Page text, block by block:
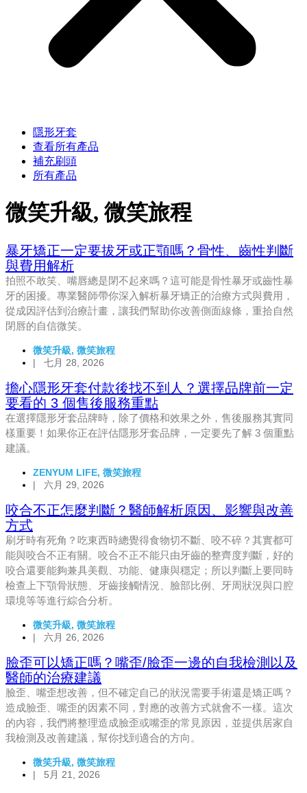
隱形牙套
查看所有產品
補充刷頭
所有產品
微笑升級, 微笑旅程
暴牙矯正一定要拔牙或正顎嗎？骨性、齒性判斷
與費用解析
拍照不敢笑、嘴唇總是閉不起來嗎？這可能是骨性暴牙或齒性暴
牙的困擾。專業醫師帶你深入解析暴牙矯正的治療方式與費用，
從成因評估到治療計畫，讓我們幫助你改善側面線條，重拾自然
閉唇的自信微笑。
微笑升級, 微笑旅程
|
七月 28, 2026
擔心隱形牙套付款後找不到人？選擇品牌前一定
要看的 3 個售後服務重點
在選擇隱形牙套品牌時，除了價格和效果之外，售後服務其實同
樣重要！如果你正在評估隱形牙套品牌，一定要先了解 3 個重點
建議。
ZENYUM LIFE, 微笑旅程
|
六月 29, 2026
咬合不正怎麼判斷？醫師解析原因、影響與改善
方式
刷牙時有死角？吃東西時總覺得食物切不斷、咬不碎？其實都可
能與咬合不正有關。咬合不正不能只由牙齒的整齊度判斷，好的
咬合還要能夠兼具美觀、功能、健康與穩定；所以判斷上要同時
檢查上下顎骨狀態、牙齒接觸情況、臉部比例、牙周狀況與口腔
環境等等進行綜合分析。
微笑升級, 微笑旅程
|
六月 26, 2026
臉歪可以矯正嗎？嘴歪/臉歪一邊的自我檢測以及
醫師的治療建議
臉歪、嘴歪想改善，但不確定自己的狀況需要手術還是矯正嗎？
造成臉歪、嘴歪的因素不同，對應的改善方式就會不一樣。這次
的內容，我們將整理造成臉歪或嘴歪的常見原因，並提供居家自
我檢測及改善建議，幫你找到適合的方向。
微笑升級, 微笑旅程
|
5月 21, 2026